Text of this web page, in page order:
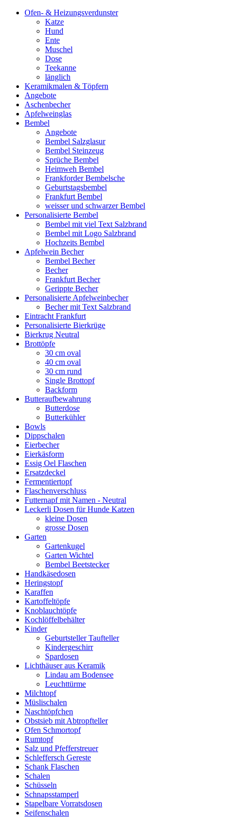
Ofen- & Heizungsverdunster
Katze
Hund
Ente
Muschel
Dose
Teekanne
länglich
Keramikmalen & Töpfern
Angebote
Aschenbecher
Apfelweinglas
Bembel
Angebote
Bembel Salzglasur
Bembel Steinzeug
Sprüche Bembel
Heimweh Bembel
Frankforder Bembelsche
Geburtstagsbembel
Frankfurt Bembel
weisser und schwarzer Bembel
Personalisierte Bembel
Bembel mit viel Text Salzbrand
Bembel mit Logo Salzbrand
Hochzeits Bembel
Apfelwein Becher
Bembel Becher
Becher
Frankfurt Becher
Gerippte Becher
Personalisierte Apfelweinbecher
Becher mit Text Salzbrand
Eintracht Frankfurt
Personalisierte Bierkrüge
Bierkrug Neutral
Brottöpfe
30 cm oval
40 cm oval
30 cm rund
Single Brottopf
Backform
Butteraufbewahrung
Butterdose
Butterkühler
Bowls
Dippschalen
Eierbecher
Eierkäsform
Essig Oel Flaschen
Ersatzdeckel
Fermentiertopf
Flaschenverschluss
Futternapf mit Namen - Neutral
Leckerli Dosen für Hunde Katzen
kleine Dosen
grosse Dosen
Garten
Gartenkugel
Garten Wichtel
Bembel Beetstecker
Handkäsedosen
Heringstopf
Karaffen
Kartoffeltöpfe
Knoblauchtöpfe
Kochlöffelbehälter
Kinder
Geburtsteller Taufteller
Kindergeschirr
Spardosen
Lichthäuser aus Keramik
Lindau am Bodensee
Leuchttürme
Milchtopf
Müslischalen
Naschtöpfchen
Obstsieb mit Abtropfteller
Ofen Schmortopf
Rumtopf
Salz und Pfefferstreuer
Schleffersch Gereste
Schank Flaschen
Schalen
Schüsseln
Schnapsstamperl
Stapelbare Vorratsdosen
Seifenschalen